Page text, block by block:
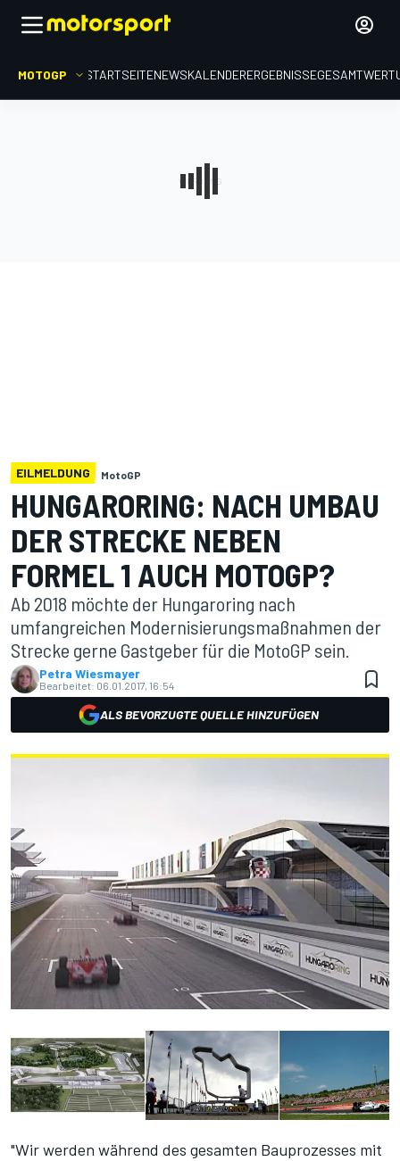
MOTOGP STARTSEITENEWSKALENDERERGEBNISSE
EILMELDUNG MotoGP
HUNGARORING: NACH UMBAU
DER STRECKE NEBEN
FORMEL 1 AUCH MOTOGP?
Ab 2018 möchte der Hungaroring nach
umfangreichen Modernisierungsmaßnahmen der
Strecke gerne Gastgeber für die MotoGP sein.
Petra Wiesmayer
Bearbeitet: 06.01.2017, 16:54
ALS BEVORZUGTE QUELLE HINZUFÜGEN
"Wir werden während des gesamten Bauprozesses mit